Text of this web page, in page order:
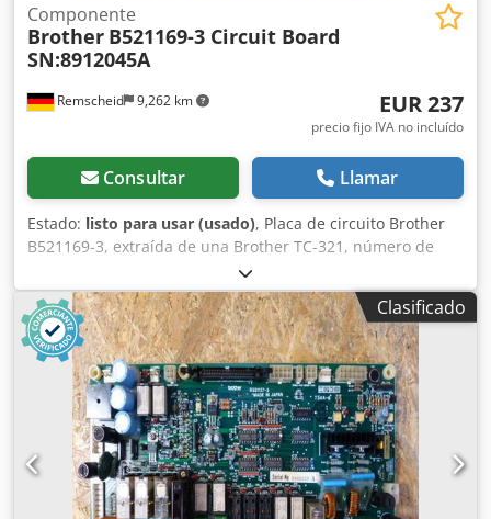
Remscheid 9,262 km
Componente
Brother B521169-3 Circuit Board
SN:8912045A
EUR 237
precio fijo IVA no incluído
Consultar Llamar
Estado: listo para usar (usado), Placa de circuito Brother
B521169-3, extraída de una Brother TC-321, número de
serie según la fotografía, usada, en buen estado de
conservación, 100 % funcional. Credpfxoi D Ulks Afuef
Clasificado